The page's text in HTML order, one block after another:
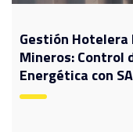
Gestión
Mineros: Control
Energética con